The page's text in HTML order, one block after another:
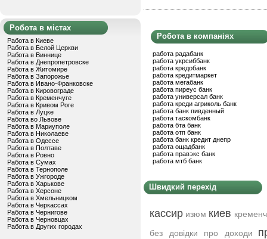
Робота в містах
Работа в Киеве
Работа в Белой Церкви
Работа в Виннице
Работа в Днепропетровске
Работа в Житомире
Работа в Запорожье
Работа в Ивано-Франковске
Работа в Кировограде
Работа в Кременчуге
Работа в Кривом Роге
Работа в Луцке
Работа во Львове
Работа в Мариуполе
Работа в Николаеве
Работа в Одессе
Работа в Полтаве
Работа в Ровно
Работа в Сумах
Работа в Тернополе
Работа в Ужгороде
Работа в Харькове
Работа в Херсоне
Работа в Хмельницком
Работа в Черкассах
Работа в Чернигове
Работа в Черновцах
Работа в Других городах
Робота в компаніях
работа радабанк
работа укрсиббанк
работа кредобанк
работа кредитмаркет
работа мегабанк
работа пиреус банк
работа универсал банк
работа креди агриколь банк
работа банк пивденный
работа таскомбанк
работа бта банк
работа отп банк
работа банк кредит днепр
работа ощадбанк
работа правэкс банк
работа мтб банк
Швидкий перехід
кассир изюм киев
без довідки про доходи